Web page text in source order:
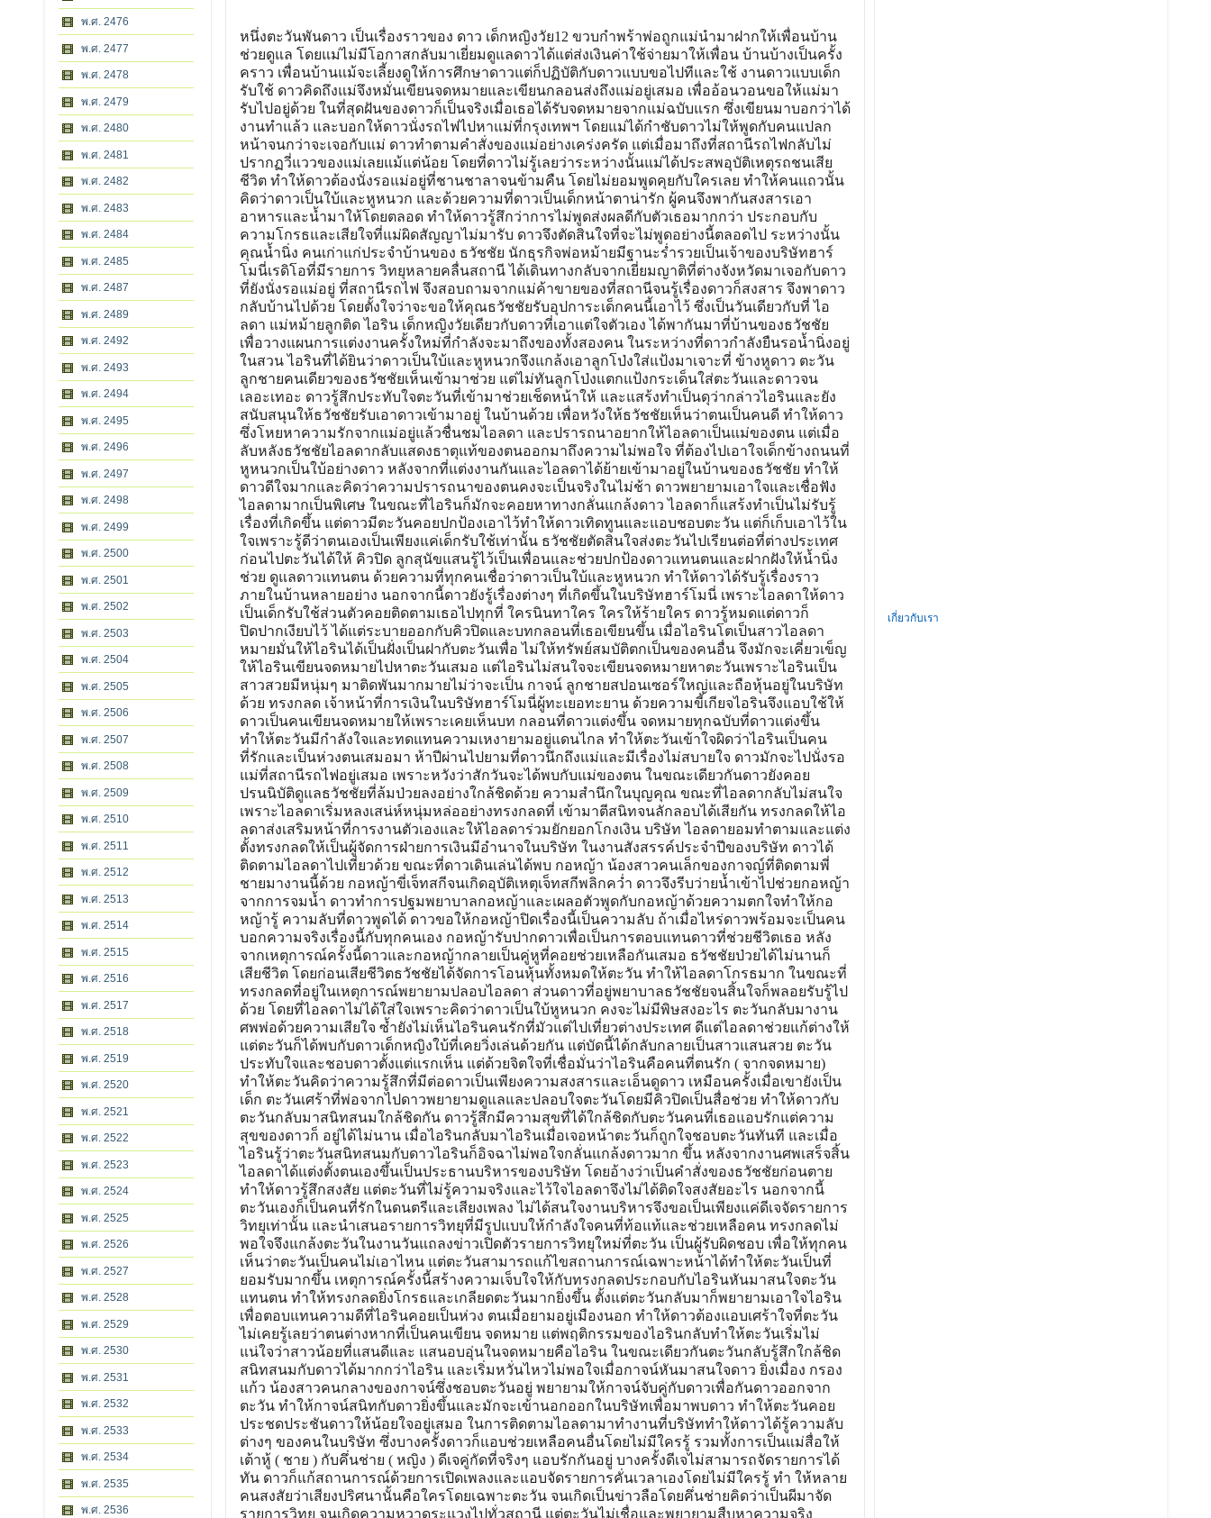
พ.ศ. 2476
พ.ศ. 2477
พ.ศ. 2478
พ.ศ. 2479
พ.ศ. 2480
พ.ศ. 2481
พ.ศ. 2482
พ.ศ. 2483
พ.ศ. 2484
พ.ศ. 2485
พ.ศ. 2487
พ.ศ. 2489
พ.ศ. 2492
พ.ศ. 2493
พ.ศ. 2494
พ.ศ. 2495
พ.ศ. 2496
พ.ศ. 2497
พ.ศ. 2498
พ.ศ. 2499
พ.ศ. 2500
พ.ศ. 2501
พ.ศ. 2502
พ.ศ. 2503
พ.ศ. 2504
พ.ศ. 2505
พ.ศ. 2506
พ.ศ. 2507
พ.ศ. 2508
พ.ศ. 2509
พ.ศ. 2510
พ.ศ. 2511
พ.ศ. 2512
พ.ศ. 2513
พ.ศ. 2514
พ.ศ. 2515
พ.ศ. 2516
พ.ศ. 2517
พ.ศ. 2518
พ.ศ. 2519
พ.ศ. 2520
พ.ศ. 2521
พ.ศ. 2522
พ.ศ. 2523
พ.ศ. 2524
พ.ศ. 2525
พ.ศ. 2526
พ.ศ. 2527
พ.ศ. 2528
พ.ศ. 2529
พ.ศ. 2530
พ.ศ. 2531
พ.ศ. 2532
พ.ศ. 2533
พ.ศ. 2534
พ.ศ. 2535
พ.ศ. 2536
หนึ่งตะวันพันดาว เป็นเรื่องราวของ ดาว เด็กหญิงวัย12 ขวบกำพร้าพ่อถูกแม่นำมาฝากให้เพื่อนบ้านช่วยดูแล โดยแม่ไม่มีโอกาสกลับมาเยี่ยมดูแลดาวได้แต่ส่งเงินค่าใช้จ่ายมาให้เพื่อน บ้านบ้างเป็นครั้งคราว เพื่อนบ้านแม้จะเลี้ยงดูให้การศึกษาดาวแต่ก็ปฏิบัติกับดาวแบบขอไปทีและใช้ งานดาวแบบเด็กรับใช้ ดาวคิดถึงแม่จึงหมั่นเขียนจดหมายและเขียนกลอนส่งถึงแม่อยู่เสมอ เพื่ออ้อนวอนขอให้แม่มารับไปอยู่ด้วย ในที่สุดฝันของดาวก็เป็นจริงเมื่อเธอได้รับจดหมายจากแม่ฉบับแรก ซึ่งเขียนมาบอกว่าได้งานทำแล้ว และบอกให้ดาวนั่งรถไฟไปหาแม่ที่กรุงเทพฯ โดยแม่ได้กำชับดาวไม่ให้พูดกับคนแปลกหน้าจนกว่าจะเจอกับแม่ ดาวทำตามคำสั่งของแม่อย่างเคร่งครัด แต่เมื่อมาถึงที่สถานีรถไฟกลับไม่ปรากฏวี่แววของแม่เลยแม้แต่น้อย โดยที่ดาวไม่รู้เลยว่าระหว่างนั้นแม่ได้ประสพอุบัติเหตุรถชนเสียชีวิต ทำให้ดาวต้องนั่งรอแม่อยู่ที่ชานชาลาจนข้ามคืน โดยไม่ยอมพูดคุยกับใครเลย ทำให้คนแถวนั้นคิดว่าดาวเป็นใบ้และหูหนวก และด้วยความที่ดาวเป็นเด็กหน้าตาน่ารัก ผู้คนจึงพากันสงสารเอาอาหารและน้ำมาให้โดยตลอด ทำให้ดาวรู้สึกว่าการไม่พูดส่งผลดีกับตัวเธอมากกว่า ประกอบกับความโกรธและเสียใจที่แม่ผิดสัญญาไม่มารับ ดาวจึงตัดสินใจที่จะไม่พูดอย่างนี้ตลอดไป ระหว่างนั้น คุณน้ำนิ่ง คนเก่าแก่ประจำบ้านของ ธวัชชัย นักธุรกิจพ่อหม้ายมีฐานะร่ำรวยเป็นเจ้าของบริษัทฮาร์โมนี่เรดิโอที่มีรายการ วิทยุหลายคลื่นสถานี ได้เดินทางกลับจากเยี่ยมญาติที่ต่างจังหวัดมาเจอกับดาวที่ยังนั่งรอแม่อยู่ ที่สถานีรถไฟ จึงสอบถามจากแม่ค้าขายของที่สถานีจนรู้เรื่องดาวก็สงสาร จึงพาดาวกลับบ้านไปด้วย โดยตั้งใจว่าจะขอให้คุณธวัชชัยรับอุปการะเด็กคนนี้เอาไว้ ซึ่งเป็นวันเดียวกับที่ ไอลดา แม่หม้ายลูกติด ไอริน เด็กหญิงวัยเดียวกับดาวที่เอาแต่ใจตัวเอง ได้พากันมาที่บ้านของธวัชชัย เพื่อวางแผนการแต่งงานครั้งใหม่ที่กำลังจะมาถึงของทั้งสองคน ในระหว่างที่ดาวกำลังยืนรอน้ำนิ่งอยู่ในสวน ไอรินที่ได้ยินว่าดาวเป็นใบ้และหูหนวกจึงแกล้งเอาลูกโป่งใส่แป้งมาเจาะที่ ข้างหูดาว ตะวัน ลูกชายคนเดียวของธวัชชัยเห็นเข้ามาช่วย แต่ไม่ทันลูกโป่งแตกแป้งกระเด็นใส่ตะวันและดาวจนเลอะเทอะ ดาวรู้สึกประทับใจตะวันที่เข้ามาช่วยเช็ดหน้าให้ และแสร้งทำเป็นดุว่ากล่าวไอรินและยังสนับสนุนให้ธวัชชัยรับเอาดาวเข้ามาอยู่ ในบ้านด้วย เพื่อหวังให้ธวัชชัยเห็นว่าตนเป็นคนดี ทำให้ดาวซึ่งโหยหาความรักจากแม่อยู่แล้วชื่นชมไอลดา และปรารถนาอยากให้ไอลดาเป็นแม่ของตน แต่เมื่อลับหลังธวัชชัยไอลดากลับแสดงธาตุแท้ของตนออกมาถึงความไม่พอใจ ที่ต้องไปเอาใจเด็กข้างถนนที่หูหนวกเป็นใบ้อย่างดาว หลังจากที่แต่งงานกันและไอลดาได้ย้ายเข้ามาอยู่ในบ้านของธวัชชัย ทำให้ดาวดีใจมากและคิดว่าความปรารถนาของตนคงจะเป็นจริงในไม่ช้า ดาวพยายามเอาใจและเชื่อฟังไอลดามากเป็นพิเศษ ในขณะที่ไอรินก็มักจะคอยหาทางกลั่นแกล้งดาว ไอลดาก็แสร้งทำเป็นไม่รับรู้เรื่องที่เกิดขึ้น แต่ดาวมีตะวันคอยปกป้องเอาไว้ทำให้ดาวเทิดทูนและแอบชอบตะวัน แต่ก็เก็บเอาไว้ในใจเพราะรู้ดีว่าตนเองเป็นเพียงแค่เด็กรับใช้เท่านั้น ธวัชชัยตัดสินใจส่งตะวันไปเรียนต่อที่ต่างประเทศ ก่อนไปตะวันได้ให้ คิวปิด ลูกสุนัขแสนรู้ไว้เป็นเพื่อนและช่วยปกป้องดาวแทนตนและฝากฝังให้น้ำนิ่งช่วย ดูแลดาวแทนตน ด้วยความที่ทุกคนเชื่อว่าดาวเป็นใบ้และหูหนวก ทำให้ดาวได้รับรู้เรื่องราวภายในบ้านหลายอย่าง นอกจากนี้ดาวยังรู้เรื่องต่างๆ ที่เกิดขึ้นในบริษัทฮาร์โมนี่ เพราะไอลดาให้ดาวเป็นเด็กรับใช้ส่วนตัวคอยติดตามเธอไปทุกที่ ใครนินทาใคร ใครให้ร้ายใคร ดาวรู้หมดแต่ดาวก็ปิดปากเงียบไว้ ได้แต่ระบายออกกับคิวปิดและบทกลอนที่เธอเขียนขึ้น เมื่อไอรินโตเป็นสาวไอลดาหมายมั่นให้ไอรินได้เป็นฝั่งเป็นฝากับตะวันเพื่อ ไม่ให้ทรัพย์สมบัติตกเป็นของคนอื่น จึงมักจะเคี่ยวเข็ญให้ไอรินเขียนจดหมายไปหาตะวันเสมอ แต่ไอรินไม่สนใจจะเขียนจดหมายหาตะวันเพราะไอรินเป็นสาวสวยมีหนุ่มๆ มาติดพันมากมายไม่ว่าจะเป็น กาจน์ ลูกชายสปอนเซอร์ใหญ่และถือหุ้นอยู่ในบริษัทด้วย ทรงกลด เจ้าหน้าที่การเงินในบริษัทฮาร์โมนี่ผู้ทะเยอทะยาน ด้วยความขี้เกียจไอรินจึงแอบใช้ให้ดาวเป็นคนเขียนจดหมายให้เพราะเคยเห็นบท กลอนที่ดาวแต่งขึ้น จดหมายทุกฉบับที่ดาวแต่งขึ้นทำให้ตะวันมีกำลังใจและทดแทนความเหงายามอยู่แดนไกล ทำให้ตะวันเข้าใจผิดว่าไอรินเป็นคนที่รักและเป็นห่วงตนเสมอมา ห้าปีผ่านไปยามที่ดาวนึกถึงแม่และมีเรื่องไม่สบายใจ ดาวมักจะไปนั่งรอแม่ที่สถานีรถไฟอยู่เสมอ เพราะหวังว่าสักวันจะได้พบกับแม่ของตน ในขณะเดียวกันดาวยังคอยปรนนิบัติดูแลธวัชชัยที่ล้มป่วยลงอย่างใกล้ชิดด้วย ความสำนึกในบุญคุณ ขณะที่ไอลดากลับไม่สนใจเพราะไอลดาเริ่มหลงเสน่ห์หนุ่มหล่ออย่างทรงกลดที่ เข้ามาตีสนิทจนลักลอบได้เสียกัน ทรงกลดให้ไอลดาส่งเสริมหน้าที่การงานตัวเองและให้ไอลดาร่วมยักยอกโกงเงิน บริษัท ไอลดายอมทำตามและแต่งตั้งทรงกลดให้เป็นผู้จัดการฝ่ายการเงินมีอำนาจในบริษัท ในงานสังสรรค์ประจำปีของบริษัท ดาวได้ติดตามไอลดาไปเที่ยวด้วย ขณะที่ดาวเดินเล่นได้พบ กอหญ้า น้องสาวคนเล็กของกาจญ์ที่ติดตามพี่ชายมางานนี้ด้วย กอหญ้าขี่เจ็ทสกีจนเกิดอุบัติเหตุเจ็ทสกีพลิกคว่ำ ดาวจึงรีบว่ายน้ำเข้าไปช่วยกอหญ้าจากการจมน้ำ ดาวทำการปฐมพยาบาลกอหญ้าและเผลอตัวพูดกับกอหญ้าด้วยความตกใจทำให้กอหญ้ารู้ ความลับที่ดาวพูดได้ ดาวขอให้กอหญ้าปิดเรื่องนี้เป็นความลับ ถ้าเมื่อไหร่ดาวพร้อมจะเป็นคนบอกความจริงเรื่องนี้กับทุกคนเอง กอหญ้ารับปากดาวเพื่อเป็นการตอบแทนดาวที่ช่วยชีวิตเธอ หลังจากเหตุการณ์ครั้งนี้ดาวและกอหญ้ากลายเป็นคู่หูที่คอยช่วยเหลือกันเสมอ ธวัชชัยป่วยได้ไม่นานก็เสียชีวิต โดยก่อนเสียชีวิตธวัชชัยได้จัดการโอนหุ้นทั้งหมดให้ตะวัน ทำให้ไอลดาโกรธมาก ในขณะที่ทรงกลดที่อยู่ในเหตุการณ์พยายามปลอบไอลดา ส่วนดาวที่อยู่พยาบาลธวัชชัยจนสิ้นใจก็พลอยรับรู้ไปด้วย โดยที่ไอลดาไม่ได้ใส่ใจเพราะคิดว่าดาวเป็นใบ้หูหนวก คงจะไม่มีพิษสงอะไร ตะวันกลับมางานศพพ่อด้วยความเสียใจ ซ้ำยังไม่เห็นไอรินคนรักที่มัวแต่ไปเที่ยวต่างประเทศ ดีแต่ไอลดาช่วยแก้ต่างให้ แต่ตะวันก็ได้พบกับดาวเด็กหญิงใบ้ที่เคยวิ่งเล่นด้วยกัน แต่บัดนี้ได้กลับกลายเป็นสาวแสนสวย ตะวันประทับใจและชอบดาวตั้งแต่แรกเห็น แต่ด้วยจิตใจที่เชื่อมั่นว่าไอรินคือคนที่ตนรัก ( จากจดหมาย) ทำให้ตะวันคิดว่าความรู้สึกที่มีต่อดาวเป็นเพียงความสงสารและเอ็นดูดาว เหมือนครั้งเมื่อเขายังเป็นเด็ก ตะวันเศร้าที่พ่อจากไปดาวพยายามดูแลและปลอบใจตะวันโดยมีคิวปิดเป็นสื่อช่วย ทำให้ดาวกับตะวันกลับมาสนิทสนมใกล้ชิดกัน ดาวรู้สึกมีความสุขที่ได้ใกล้ชิดกับตะวันคนที่เธอแอบรักแต่ความสุขของดาวก็ อยู่ได้ไม่นาน เมื่อไอรินกลับมาไอรินเมื่อเจอหน้าตะวันก็ถูกใจชอบตะวันทันที และเมื่อไอรินรู้ว่าตะวันสนิทสนมกับดาวไอรินก็อิจฉาไม่พอใจกลั่นแกล้งดาวมาก ขึ้น หลังจากงานศพเสร็จสิ้นไอลดาได้แต่งตั้งตนเองขึ้นเป็นประธานบริหารของบริษัท โดยอ้างว่าเป็นคำสั่งของธวัชชัยก่อนตายทำให้ดาวรู้สึกสงสัย แต่ตะวันที่ไม่รู้ความจริงและไว้ใจไอลดาจึงไม่ได้ติดใจสงสัยอะไร นอกจากนี้ตะวันเองก็เป็นคนที่รักในดนตรีและเสียงเพลง ไม่ได้สนใจงานบริหารจึงขอเป็นเพียงแค่ดีเจจัดรายการวิทยุเท่านั้น และนำเสนอรายการวิทยุที่มีรูปแบบให้กำลังใจคนที่ท้อแท้และช่วยเหลือคน ทรงกลดไม่พอใจจึงแกล้งตะวันในงานวันแถลงข่าวเปิดตัวรายการวิทยุใหม่ที่ตะวัน เป็นผู้รับผิดชอบ เพื่อให้ทุกคนเห็นว่าตะวันเป็นคนไม่เอาไหน แต่ตะวันสามารถแก้ไขสถานการณ์เฉพาะหน้าได้ทำให้ตะวันเป็นที่ยอมรับมากขึ้น เหตุการณ์ครั้งนี้สร้างความเจ็บใจให้กับทรงกลดประกอบกับไอรินหันมาสนใจตะวัน แทนตน ทำให้ทรงกลดยิ่งโกรธและเกลียดตะวันมากยิ่งขึ้น ตั้งแต่ตะวันกลับมาก็พยายามเอาใจไอรินเพื่อตอบแทนความดีที่ไอรินคอยเป็นห่วง ตนเมื่อยามอยู่เมืองนอก ทำให้ดาวต้องแอบเศร้าใจที่ตะวันไม่เคยรู้เลยว่าตนต่างหากที่เป็นคนเขียน จดหมาย แต่พฤติกรรมของไอรินกลับทำให้ตะวันเริ่มไม่แน่ใจว่าสาวน้อยที่แสนดีและ แสนอบอุ่นในจดหมายคือไอริน ในขณะเดียวกันตะวันกลับรู้สึกใกล้ชิดสนิทสนมกับดาวได้มากกว่าไอริน และเริ่มหวั่นไหวไม่พอใจเมื่อกาจน์หันมาสนใจดาว ยิ่งเมื่อง กรองแก้ว น้องสาวคนกลางของกาจน์ซึ่งชอบตะวันอยู่ พยายามให้กาจน์จับคู่กับดาวเพื่อกันดาวออกจากตะวัน ทำให้กาจน์สนิทกับดาวยิ่งขึ้นและมักจะเข้านอกออกในบริษัทเพื่อมาพบดาว ทำให้ตะวันคอยประชดประชันดาวให้น้อยใจอยู่เสมอ ในการติดตามไอลดามาทำงานที่บริษัททำให้ดาวได้รู้ความลับต่างๆ ของคนในบริษัท ซึ่งบางครั้งดาวก็แอบช่วยเหลือคนอื่นโดยไม่มีใครรู้ รวมทั้งการเป็นแม่สื่อให้ เต้าหู้ ( ชาย ) กับคึ่นช่าย ( หญิง ) ดีเจคู่กัดที่จริงๆ แอบรักกันอยู่ บางครั้งดีเจไม่สามารถจัดรายการได้ทัน ดาวก็แก้สถานการณ์ด้วยการเปิดเพลงและแอบจัดรายการคั่นเวลาเองโดยไม่มีใครรู้ ทำ ให้หลายคนสงสัยว่าเสียงปริศนานั้นคือใครโดยเฉพาะตะวัน จนเกิดเป็นข่าวลือโดยคึ่นช่ายคิดว่าเป็นผีมาจัดรายการวิทยุ จนเกิดความหวาดระแวงไปทั่วสถานี แต่ตะวันไม่เชื่อและพยายามสืบหาความจริงเพราะหลายครั้งที่ตะวันท้อแท้และ โดนกลั่นแกล้งจากทรงกลด มักจะมีเสียงปริศนาคอยโทรศัพท์มาให้กำลังใจขณะตะวันจัดรายการวิทยุเสมอ เจ้าของเสียงปริศนา ได้แต่งกลอนที่ไพเราะทำให้ตะวันนำกลอนนั้นมาแต่งเป็นเพลง หนึ่งตะวันพันดาว ทรงกลดเสนอโครงการเปลี่ยนแปลงการจัดรายการวิทยุโดยให้เปิดเพลงจากค่ายเทป ดังๆ เพลงตลาดเท่านั้น เพราะทรงกลดได้รับเงินใต้โต๊ะให้เปิดเพลงเหล่านี้ แต่ตะวันกลับไม่เห็นด้วยเพราะต้องการให้รายการของตนได้เปิดพลงที่มีคุณภาพ และเป็นเพลงที่แฟนรายการต้องการฟังจริงๆ ไม่ใช่เพื่อการโปรโมตให้ค่ายเทปดังๆ เท่านั้น ทรงกลดจึงวางแผนทำลายความนิยมรายการของตะวัน โดยแกล้งให้ตะวันเปิดเพลงไม่ได้ขณะจัดรายการ ตะวันแก้สถานการณ์ด้วยการร้องเพลงหนึ่งตะวันพันดาวที่ตนแต่งไว้พร้อมเล่น กีต้าร์ออกอากาศแทน เพลงหนึ่งตะวันพันดาวกลายเป็นเพลงนิยมประจำคลื่นวิทยุไปอย่างไม่น่าเชื่อ ดาวเองที่ติดตามรายการตะวันมาโดยตลอดได้ฟังเพลงก็รู้ว่าเป็นเพลงที่แต่ง จากกลอนของตน ก็ยิ่งปลื้มใจและยิ่งรักตะวันมากขึ้น เมื่อตะวันจัดให้มีการบริจาคเพื่อช่วยเหลือเด็กที่เป็นใบ้และหูหนวกในรายการ วิทยุของตนเอง ตะวันพยายามตามหาเจ้าของเสียงปริศนาผู้ที่แต่งกลอนให้เขา ไอรินจำได้ว่าดาวเคยเขียนกลอนนี้ให้ตนคิดว่าดาวคงไปขอให้ใครช่วยอ่านให้ ไอรินจึงสวมรอยเอากลอนที่ดาวเขียนให้มาแอบอ้างกับตะวันว่าตนเป็นคนเขียนและ เป็นเจ้าของเสียงปริศนา ยิ่งเป็นการตอกย้ำให้ตะวันคิดว่าคนที่ตนรักคือไอริน ทั้งที่หลายครั้งตะวันเองก็ยังไม่แน่ใจ ทำให้ดาวได้แต่น้อยใจและเศร้าใจและหันไปหากาจน์มากขึ้น ตะวันเห็นดาวอยู่กับกาจน์ก็มักจะแสดงความหึงดาวอย่างไม่รู้ตัว ทำให้ไอรินรู้ว่าลึกๆ แล้วคนที่ตะวันชอบคือดาว จึงพยายามกีดกันไม่ให้ดาวได้ใกล้ชิดตะวัน แต่แล้วดาวก็ต้องหัวใจสลายเมื่อตะวันตัดสินใจหมั้นกับไอรินตามความต้องการไอ ลดา น้ำนิ่งเห็นดาวเสียใจด้วยความสงสารจึงคิดจะบอกความจริงเรื่องจดหมายที่ไอริน ไม่ได้เป็นผู้เขียนให้ตะวันรู้ แต่ไอรินรู้เข้าจึงพยายามขัดขวางจนเกิดทะเลาะกับน้ำนิ่งเข้า ไอรินพลั้งมือผลักน้ำนิ่งตกบันไดกลายเป็นคนความจำสั้น ป้ำๆเป๋อๆ ทำให้ไอรินหวาดกลัวความผิดครั้งนี้มาก ทรงกลดเห็นเหตุการณ์ที่เกิดขึ้นจึงได้โอกาสแบล็คเมล์ไอรินให้ไอรินยอมเป็น ของตน ไอรินจึงได้เสียกับทรงกลดอย่างลับๆ โดยที่ไอลดาก็ไม่รู้ไอรินจำเป็นต้องชะลอการแต่งงานตามคำขู่ของทรงกลด โดยที่ไอลดาไม่ทราบสาเหตุ นอกจากนี้ทรงกลดที่มีแผนต้องการที่จะฮุบบริษัทฮาร์โมนี่เป็นของตนเองแต่ผู้ เดียว ขู่ไอลดาว่าจะเปิดเผยเรื่องที่ไอลดาปลอมคำสั่งของธวัชชัยที่แต่งตั้งให้ไอ ลดาเป็นประธานบริษัท จึงบังคับให้ไอลดาร่วมมือทำบัญชีปลอมทำให้บริษัทเกิดการขาดทุน และให้ไอลดากล่อมตะวันขายหุ้นเพื่อพยุงฐานะของบริษัท ไอลดายอมทรงกลดเพราะกลัวทรงกลดจะเปิดเผย ตะวันเชื่อใจไอลดาจึงยอมเซ็นขายหุ้นส่วนที่ตนถืออยู่ไปทั้งหมด แต่สุดท้ายหุ้นเหล่านั้นกลับมาอยู่ในมือทรงกลดกับไอลดา ทำให้บริษัทฮาโมนี่ตกเป็นของทรงกลดและไอลดาอย่างสมบูรณ์ ตะวันรู้ตัวว่าถูกคนที่เชื่อใจหักหลังนอกจากนั้นยังถูกใส่ความเรื่องการ ยัก
เกี่ยวกับเรา